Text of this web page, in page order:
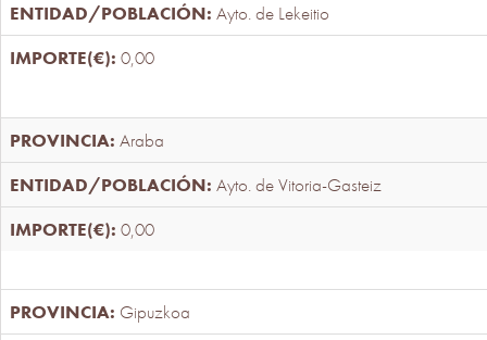
Ayto. de Lekeitio
0,00
Araba
Ayto. de Vitoria-Gasteiz
0,00
Gipuzkoa